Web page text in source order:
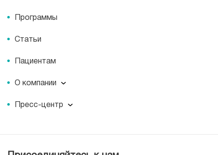
Программы
Статьи
Пациентам
О компании
Вакансии
Пресс-центр
Журнал для пациентов «МЕДСИ СЕГОДНЯ»